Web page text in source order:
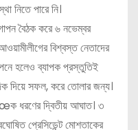
নিতে পারে নি।
বৈঠক করে ৬ নভেম্বর
বিশ্বস্ত নেতাদের
হলেও ব্যাপক প্রস্তুতিই
দিয়ে সফল, করে তোলার জন্য।
ধরণের দ্বিতীয় আঘাত। ৩
প্রেসিডেন্ট মোশতাকের